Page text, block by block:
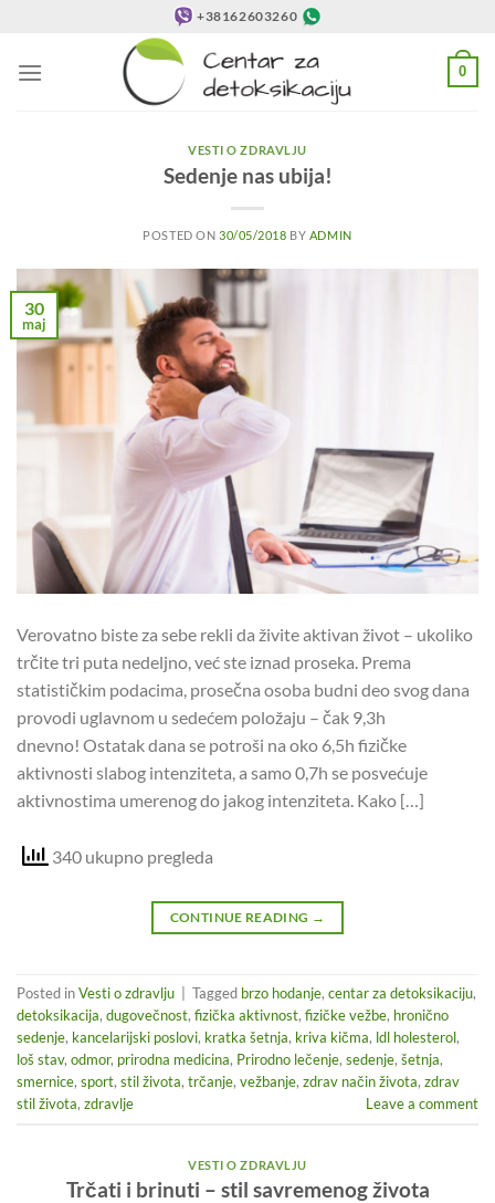
sadržaj
+38162603260
0
VESTI O ZDRAVLJU
Sedenje nas ubija!
POSTED ON 30/05/2018 BY ADMIN
30
maj
Verovatno biste za sebe rekli da živite aktivan život – ukoliko
trčite tri puta nedeljno, već ste iznad proseka. Prema
statističkim podacima, prosečna osoba budni deo svog dana
provodi uglavnom u sedećem položaju – čak 9,3h
dnevno! Ostatak dana se potroši na oko 6,5h fizičke
aktivnosti slabog intenziteta, a samo 0,7h se posvećuje
aktivnostima umerenog do jakog intenziteta. Kako […]
340 ukupno pregleda
CONTINUE READING →
Posted inVesti o zdravlju Tagged brzo hodanje, centar za detoksikaciju,
detoksikacija, dugovečnost, fizička aktivnost, fizičke vežbe, hronično
sedenje, kancelarijski poslovi, kratka šetnja, kriva kičma, ldl holesterol,
loš stav, odmor, prirodna medicina, Prirodno lečenje, sedenje, šetnja,
smernice, sport, stil života, trčanje, vežbanje, zdrav način života, zdrav
stil života, zdravlje Leave a comment
VESTI O ZDRAVLJU
Trčati i brinuti – stil savremenog života